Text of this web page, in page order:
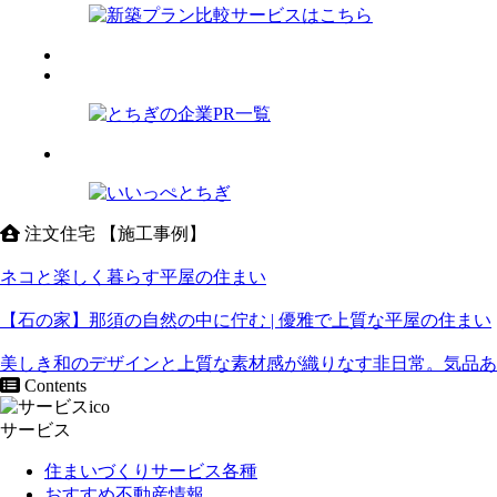
注文住宅 【施工事例】
ネコと楽しく暮らす平屋の住まい
【石の家】那須の自然の中に佇む | 優雅で上質な平屋の住まい
美しき和のデザインと上質な素材感が織りなす非日常。気品
Contents
サービス
住まいづくりサービス各種